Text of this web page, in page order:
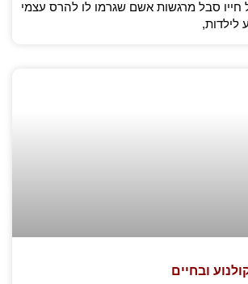
חייו סבל מרגשות אשם שגרמו לו להרס עצמי
לילדות,
ובחיים